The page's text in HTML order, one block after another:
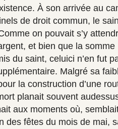
À son arrivée au
de droit commun, le
on pouvait s’y
et bien que la
du saint, celuici n’en fut
Malgré sa
la construction d’une
planait souvent
aux moments où,
des fêtes du mois de mai,